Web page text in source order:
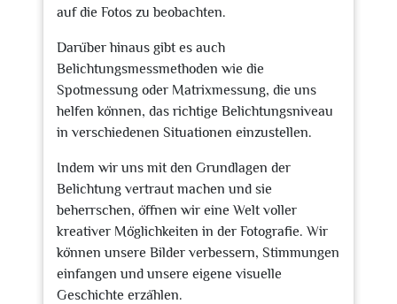
auf die Fotos zu beobachten.
Darüber hinaus gibt es auch
Belichtungsmessmethoden wie die
Spotmessung oder Matrixmessung, die uns
helfen können, das richtige Belichtungsniveau
in verschiedenen Situationen einzustellen.
Indem wir uns mit den Grundlagen der
Belichtung vertraut machen und sie
beherrschen, öffnen wir eine Welt voller
kreativer Möglichkeiten in der Fotografie. Wir
können unsere Bilder verbessern, Stimmungen
einfangen und unsere eigene visuelle
Geschichte erzählen.